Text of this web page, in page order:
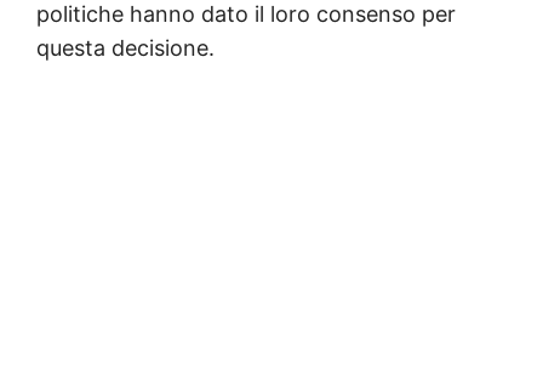
politiche hanno dato il loro consenso per
questa decisione.